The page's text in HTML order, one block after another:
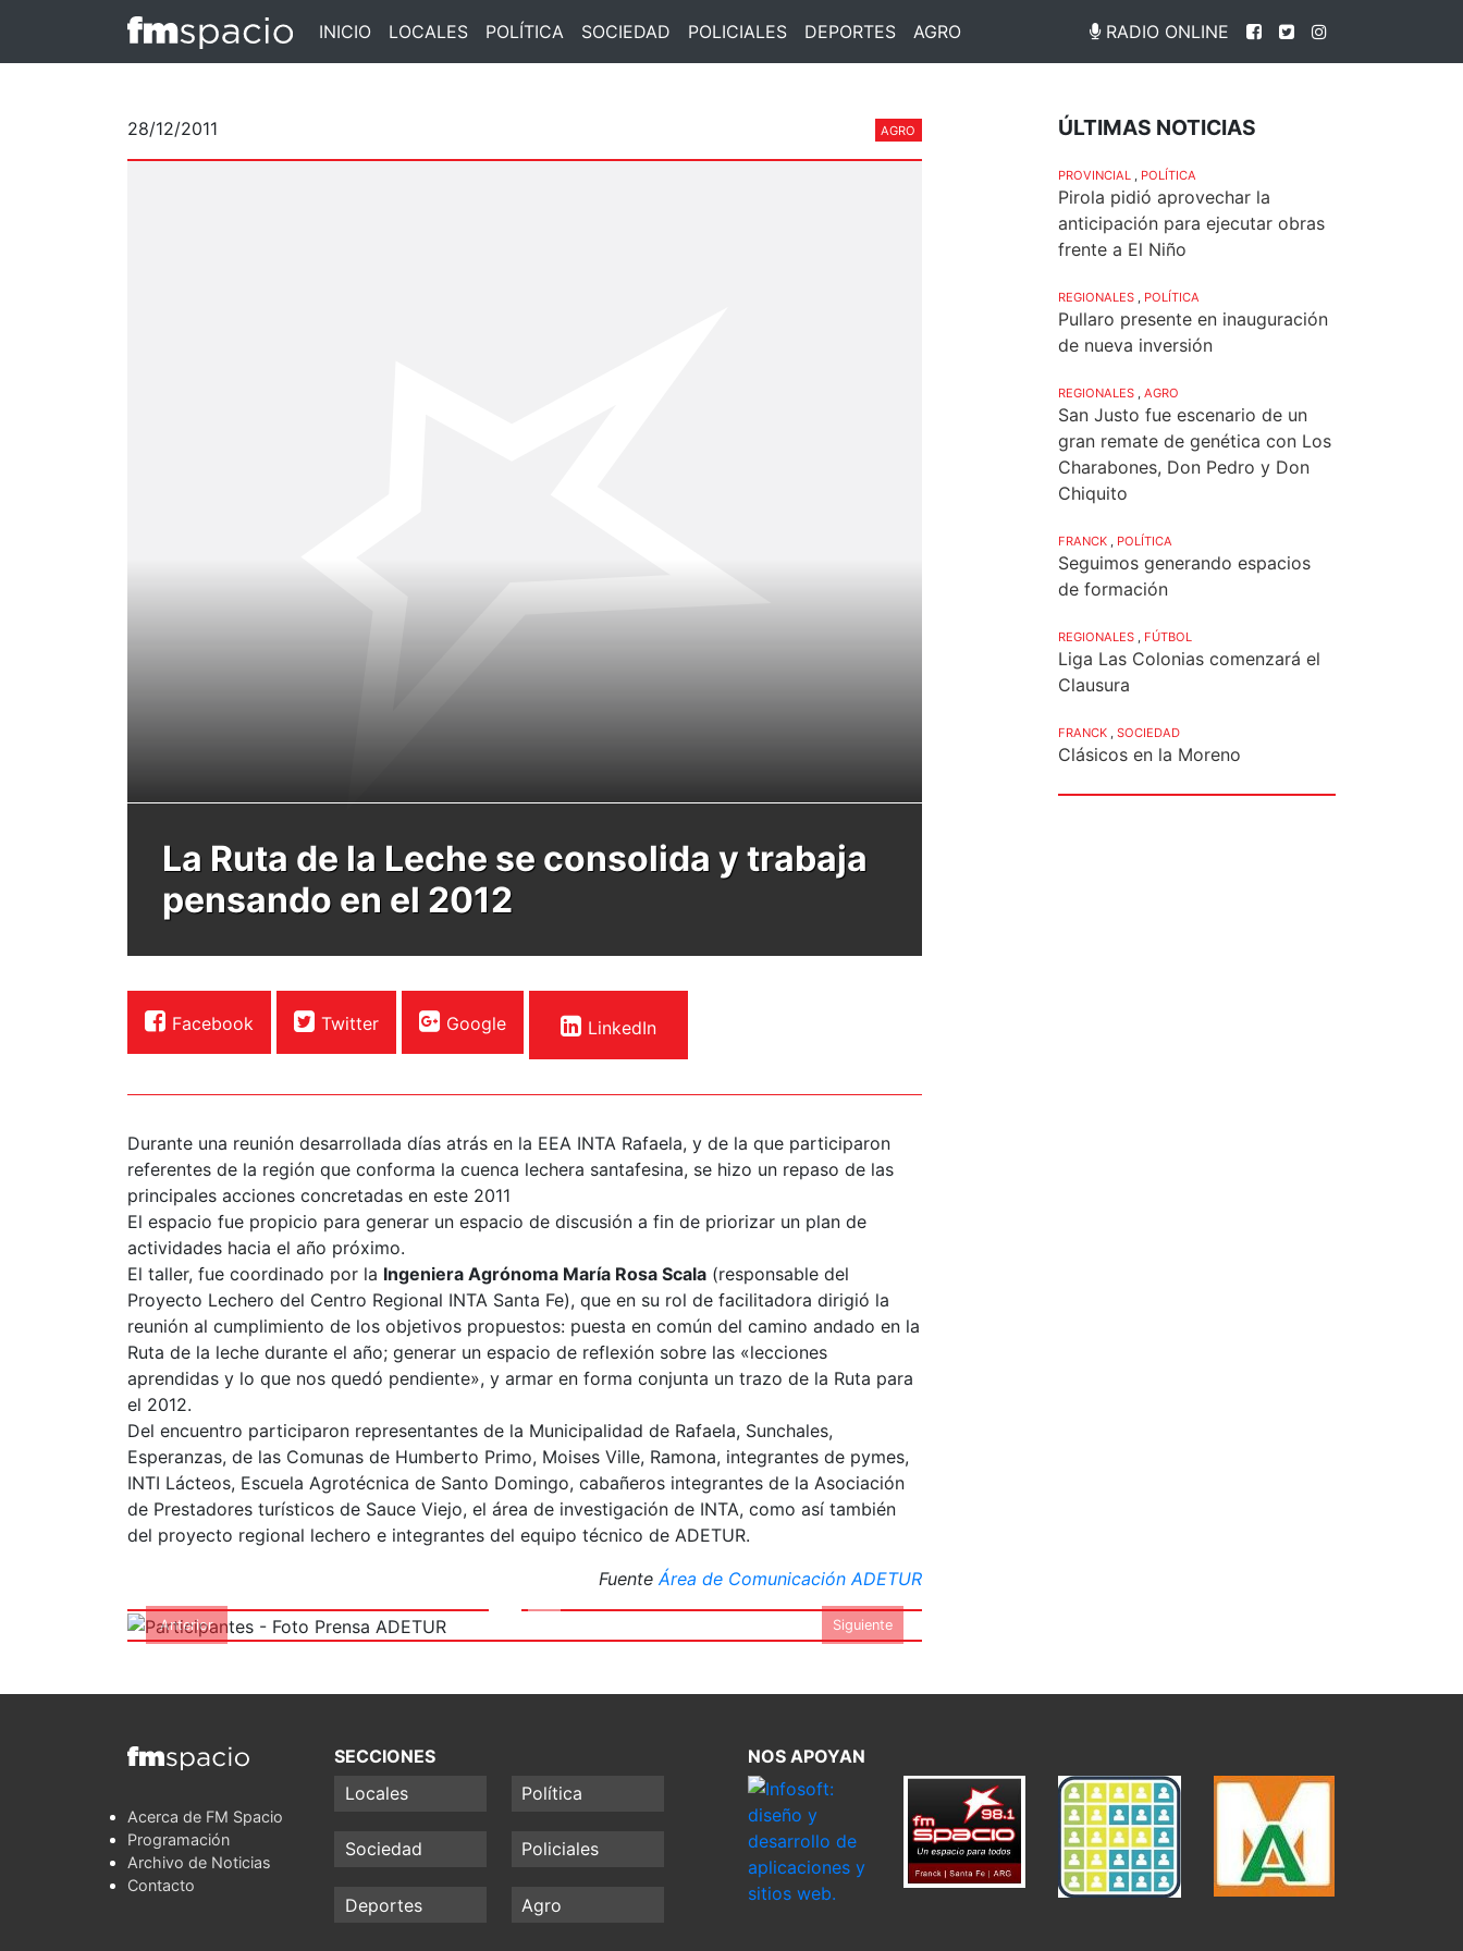
INICIO LOCALES POLÍTICA SOCIEDAD POLICIALES DEPORTES AGRO RADIO ONLINE
28/12/2011 AGRO
La Ruta de la Leche se consolida y trabaja
pensando en el 2012
Facebook Twitter Google LinkedIn
Durante una reunión desarrollada días atrás en la EEA INTA Rafaela, y de la que participaron
referentes de la región que conforma la cuenca lechera santafesina, se hizo un repaso de las
principales acciones concretadas en este 2011
El espacio fue propicio para generar un espacio de discusión a fin de priorizar un plan de
actividades hacia el año próximo.
El taller, fue coordinado por la Ingeniera Agrónoma María Rosa Scala (responsable del
Proyecto Lechero del Centro Regional INTA Santa Fe), que en su rol de facilitadora dirigió la
reunión al cumplimiento de los objetivos propuestos: puesta en común del camino andado en la
Ruta de la leche durante el año; generar un espacio de reflexión sobre las «lecciones
aprendidas y lo que nos quedó pendiente», y armar en forma conjunta un trazo de la Ruta para
el 2012.
Del encuentro participaron representantes de la Municipalidad de Rafaela, Sunchales,
Esperanzas, de las Comunas de Humberto Primo, Moises Ville, Ramona, integrantes de pymes,
INTI Lácteos, Escuela Agrotécnica de Santo Domingo, cabañeros integrantes de la Asociación
de Prestadores turísticos de Sauce Viejo, el área de investigación de INTA, como así también
del proyecto regional lechero e integrantes del equipo técnico de ADETUR.
Fuente Área de Comunicación ADETUR
Participantes - Foto Prensa ADETUR
Anterior Siguiente
ÚLTIMAS NOTICIAS
PROVINCIAL POLÍTICA
Pirola pidió aprovechar la
anticipación para ejecutar obras
frente a El Niño
REGIONALES POLÍTICA
Pullaro presente en inauguración
de nueva inversión
REGIONALES AGRO
San Justo fue escenario de un
gran remate de genética con Los
Charabones, Don Pedro y Don
Chiquito
FRANCK POLÍTICA
Seguimos generando espacios
de formación
REGIONALES FÚTBOL
Liga Las Colonias comenzará el
Clausura
FRANCK SOCIEDAD
Clásicos en la Moreno
Acerca de FM Spacio
Programación
Archivo de Noticias
Contacto
SECCIONES
Locales
Política
Sociedad Policiales
Deportes Agro
NOS APOYAN